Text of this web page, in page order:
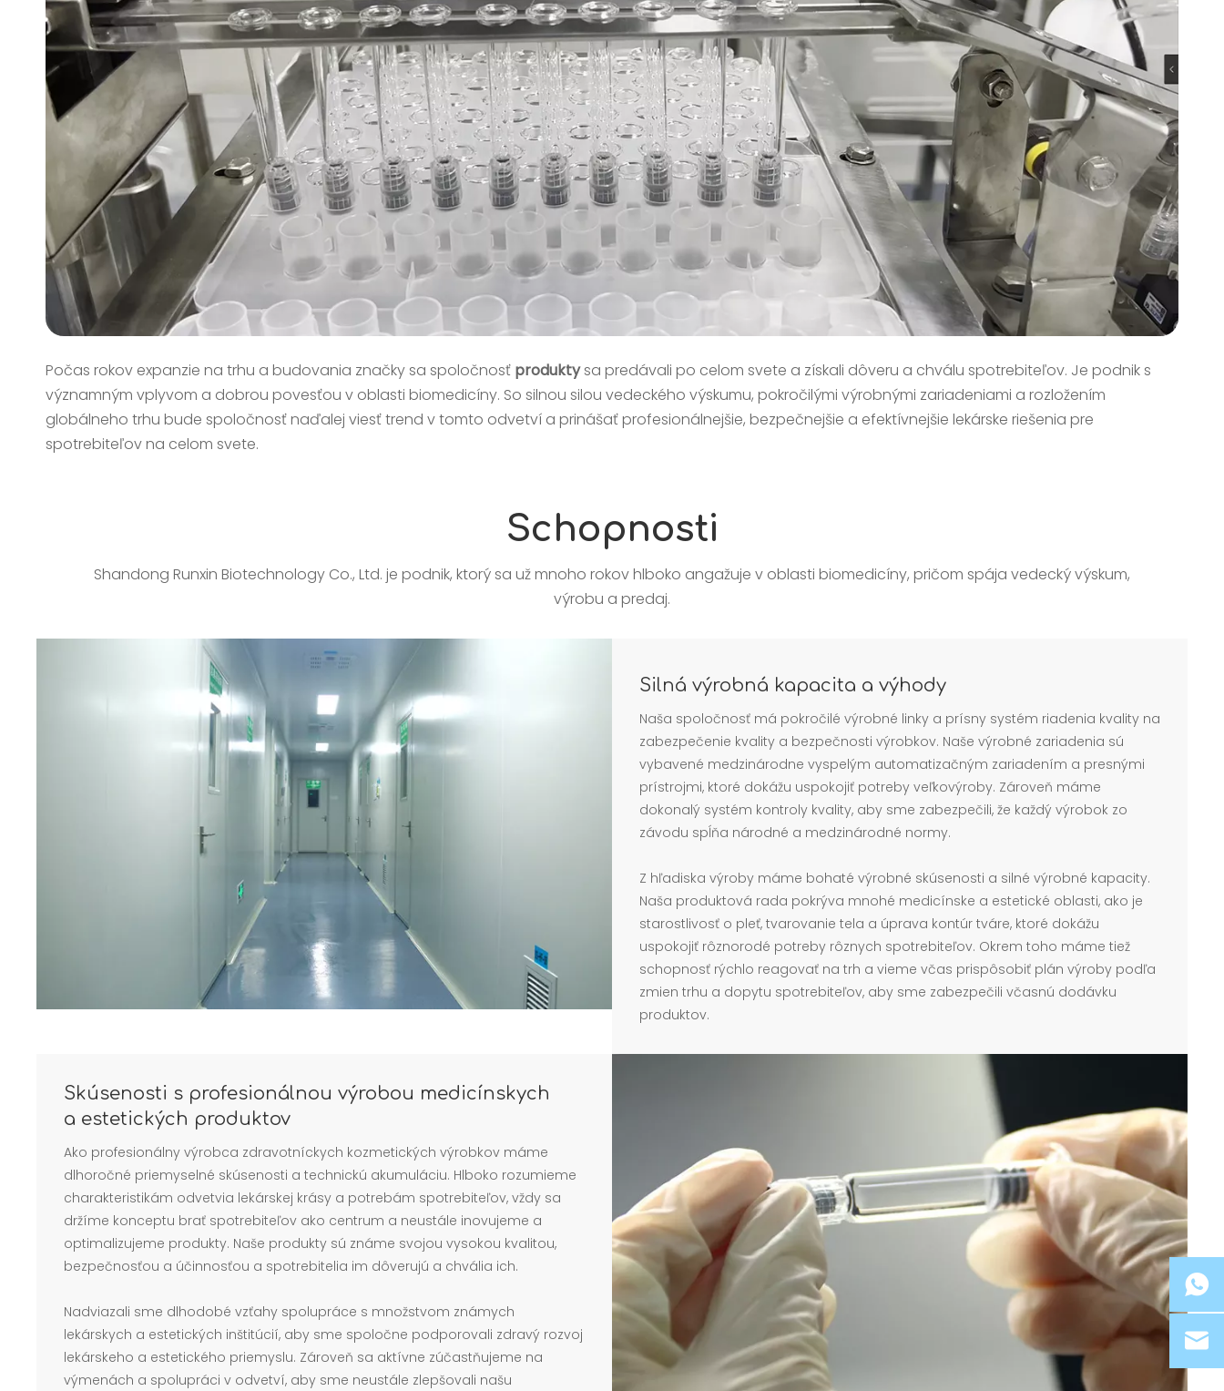
Počas rokov expanzie na trhu a budovania značky sa spoločnosť produktysa predávali po celom svete a získali dôveru a chválu spotrebiteľov. Je podnik s
významným vplyvom a dobrou povesťou v oblasti biomedicíny. So silnou silou vedeckého výskumu, pokročilými výrobnými zariadeniami a rozložením
globálneho trhu bude spoločnosť naďalej viesť trend v tomto odvetví a prinášať profesionálnejšie, bezpečnejšie a efektívnejšie lekárske riešenia pre
spotrebiteľov na celom svete.
Schopnosti
Shandong Runxin Biotechnology Co., Ltd. je podnik, ktorý sa už mnoho rokov hlboko angažuje v oblasti biomedicíny, pričom spája vedecký výskum,
výrobu a predaj.
Silná výrobná kapacita a výhody
Naša spoločnosť má pokročilé výrobné linky a prísny systém riadenia kvality na
zabezpečenie kvality a bezpečnosti výrobkov. Naše výrobné zariadenia sú
vybavené medzinárodne vyspelým automatizačným zariadením a presnými
prístrojmi, ktoré dokážu uspokojiť potreby veľkovýroby. Zároveň máme
dokonalý systém kontroly kvality, aby sme zabezpečili, že každý výrobok zo
závodu spĺňa národné a medzinárodné normy.
Z hľadiska výroby máme bohaté výrobné skúsenosti a silné výrobné kapacity.
Naša produktová rada pokrýva mnohé medicínske a estetické oblasti, ako je
starostlivosť o pleť, tvarovanie tela a úprava kontúr tváre, ktoré dokážu
uspokojiť rôznorodé potreby rôznych spotrebiteľov. Okrem toho máme tiež
schopnosť rýchlo reagovať na trh a vieme včas prispôsobiť plán výroby podľa
zmien trhu a dopytu spotrebiteľov, aby sme zabezpečili včasnú dodávku
produktov.
Skúsenosti s profesionálnou výrobou medicínskych
a estetických produktov
Ako profesionálny výrobca zdravotníckych kozmetických výrobkov máme
dlhoročné priemyselné skúsenosti a technickú akumuláciu. Hlboko rozumieme
charakteristikám odvetvia lekárskej krásy a potrebám spotrebiteľov, vždy sa
držíme konceptu brať spotrebiteľov ako centrum a neustále inovujeme a
optimalizujeme produkty. Naše produkty sú známe svojou vysokou kvalitou,
bezpečnosťou a účinnosťou a spotrebitelia im dôverujú a chvália ich.
Nadviazali sme dlhodobé vzťahy spolupráce s množstvom známych
lekárskych a estetických inštitúcií, aby sme spoločne podporovali zdravý rozvoj
lekárskeho a estetického priemyslu. Zároveň sa aktívne zúčastňujeme na
výmenách a spolupráci v odvetví, aby sme neustále zlepšovali našu